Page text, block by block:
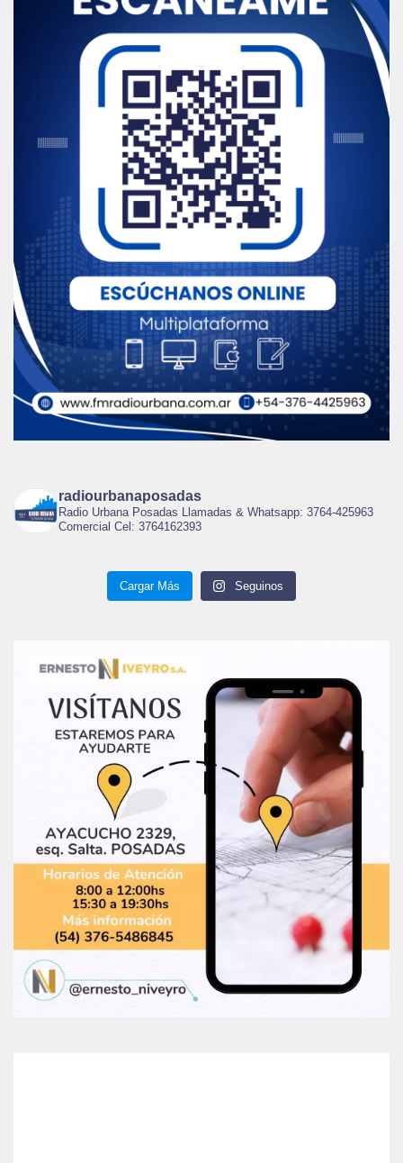
radiourbanaposadas
Radio Urbana Posadas Llamadas & Whatsapp: 3764-425963
Comercial Cel: 3764162393
Cargar Más Seguinos